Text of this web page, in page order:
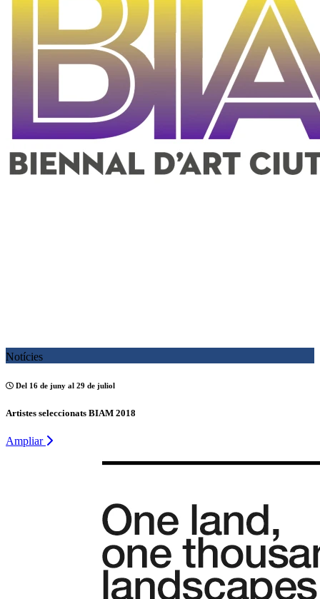
Notícies
Del 16 de juny al 29 de juliol
Artistes seleccionats BIAM 2018
Ampliar